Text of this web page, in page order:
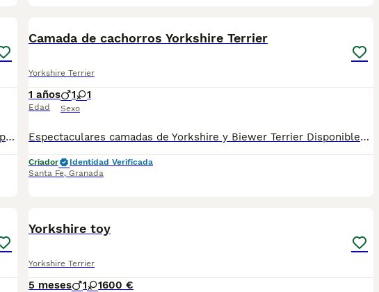
🐶 ¡Disponibles preciosos Yoeksjire varios tamaños preguntar disponibilidad ! 🐶✨ Tenemos camada para entrega inmediata y para reservar. Se entregan con todo al día (vacunas y desparasitaciones chip y pasaporte) criados en ambiente familiar, con mucho cariño. Disponibles machos y hembras. 📍 Somos de Galicia, pero realizamos entregas en cualquier provincia. 💕 Háblame al 687 482 079 y te enseño lo que tenemos disponible. El precio puede variar según color y sexo
Camada de cachorros Yorkshire Terrier
Yorkshire Terrier
1 años
Edad
1 1
Sexo
Espectaculares camadas de Yorkshire y Biewer Terrier Disponibles machos y hembras, de tamaño estándar y toy Criados por un equipo de profesionales con años de experiencia, que cuidan a los animales por vocación, aplicando una cría ética y responsable para que cada cachorro se desarrolle con la mejor salud y con un buen temperamento. Todos los cachorritos se entregan con unos dos meses y medio de edad y sus vacunas correspondientes, desparasitados interna y externamente, con certificado de salud, y garantía tanto por enfermedad vírica como congénito genética. Posibilidad de entregar en toda España mediante transporte propio preparado para animales y con chofer privado. Los precios pueden variar en según la morfología y características de cada cachorro. Añádenos al whats app o llámanos, y encantados atenderemos todas tus dudas y consultas. Teléfono / Whats app: 641 92 23 90 Precios a partir de 1000€
Criador
Identidad Verificada
Santa Fe, Granada
Yorkshire toy
Yorkshire Terrier
5 meses 1 1600 €